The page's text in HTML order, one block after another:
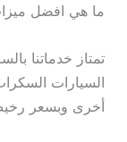
ما هي افضل
تمتاز خدماتنا
السيارات
أخرى وبسعر